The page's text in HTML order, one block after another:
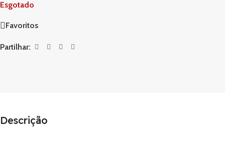
Esgotado
Favoritos
Partilhar:
Descrição